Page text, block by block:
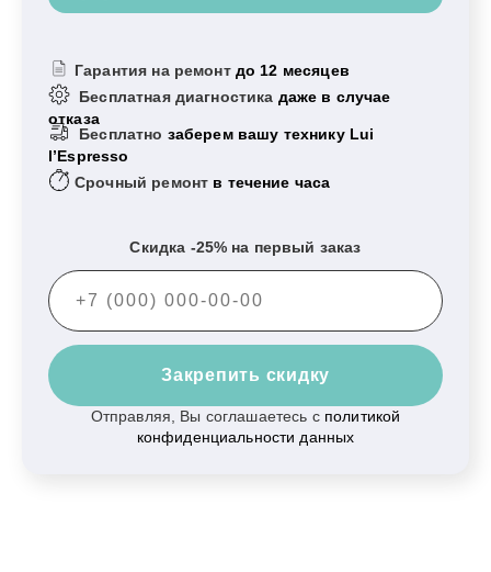
Гарантия на ремонт до 12 месяцев
Бесплатная диагностика даже в случае
отказа
Бесплатно заберем вашу технику Lui
l’Espresso
Срочный ремонт в течение часа
Скидка -25% на первый заказ
Закрепить скидку
Отправляя, Вы соглашаетесь с политикой
конфиденциальности данных